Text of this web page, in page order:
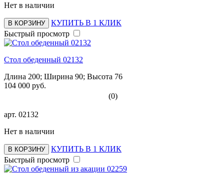
Нет в наличии
В КОРЗИНУ
КУПИТЬ В 1 КЛИК
Быстрый просмотр
Стол обеденный 02132
Длина 200; Ширина 90; Высота 76
104 000 руб.
(0)
арт. 02132
Нет в наличии
В КОРЗИНУ
КУПИТЬ В 1 КЛИК
Быстрый просмотр